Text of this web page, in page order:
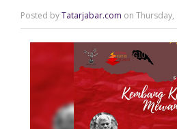
Posted byTatarjabar.com on